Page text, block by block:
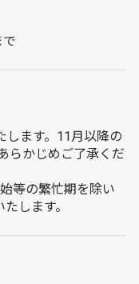
します。11月以降の
らかじめご了承くだ
等の繁忙期を除い
します。